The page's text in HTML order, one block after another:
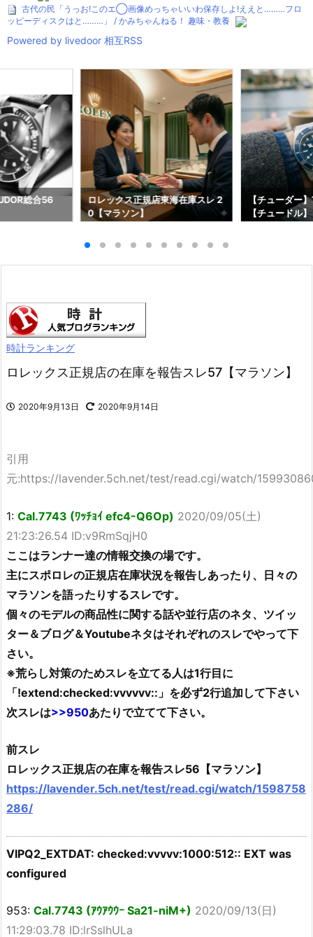
古代の民「うっお!このエ◯画像めっちゃいいわ保存しよ!ええと………フロ
ッピーディスクはと………」 / かみちゃんねる！ 趣味・教養
Powered by livedoor 相互RSS
総合56
ロレックス正規店東海在庫スレ 2
0【マラソン】
【チューダー
【チュードル】
時計ランキング
ロレックス正規店の在庫を報告スレ57【マラソン】
2020年9月13日 2020年9月14日
引用
元:https://lavender.5ch.net/test/read.cgi/watch/
1: Cal.7743 (ﾜｯﾁｮｲ efc4-Q6Op) 2020/09/05(土)
21:23:26.54 ID:v9RmSqjH0
ここはランナー達の情報交換の場です。
主にスポロレの正規店在庫状況を報告しあったり、日々の
マラソンを語ったりするスレです。
個々のモデルの商品性に関する話や並行店のネタ、ツイッ
ター＆ブログ＆Youtubeネタはそれぞれのスレでやって下
さい。
※荒らし対策のためスレを立てる人は1行目に
「!extend:checked:vvvvvv::」を必ず2行追加して下さい
次スレは>>950あたりで立てて下さい。
前スレ
ロレックス正規店の在庫を報告スレ56【マラソン】
https://lavender.5ch.net/test/read.cgi/watch/1598758
286/
VIPQ2_EXTDAT: checked:vvvvv:1000:512:: EXT was
configured
953: Cal.7743 (ｱｳｱｳｳｰ Sa21-niM+) 2020/09/13(日)
11:29:03.78 ID:lrSslhULa